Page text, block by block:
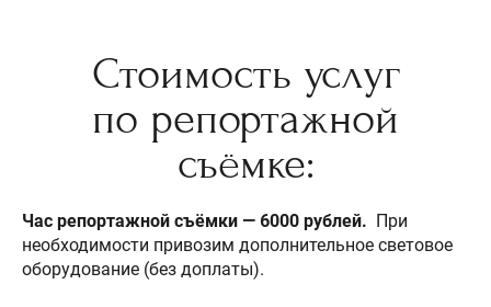
Стоимость услуг
по репортажной
съёмке:
Час репортажной съёмки — 6000 рублей. При
необходимости привозим дополнительное световое
оборудование (без доплаты).